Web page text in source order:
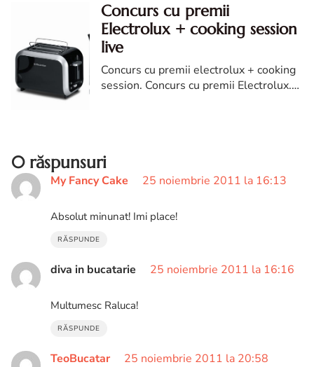
Concurs cu premii
Electrolux + cooking session
live
Concurs cu premii electrolux + cooking
session. Concurs cu premii Electrolux.
0 răspunsuri
My Fancy Cake 25 noiembrie 2011 la 16:13
Absolut minunat! Imi place!
RĂSPUNDE
diva in bucatarie 25 noiembrie 2011 la 16:16
Multumesc Raluca!
RĂSPUNDE
TeoBucatar 25 noiembrie 2011 la 20:58